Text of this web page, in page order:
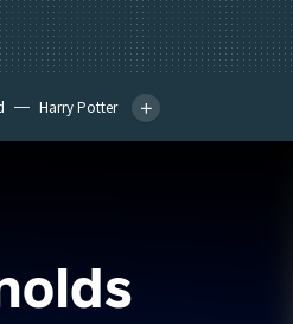
Harry Potter